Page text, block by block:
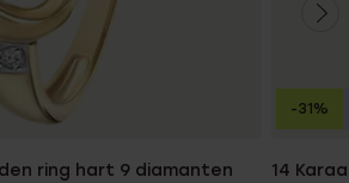
ring hart 9 diamanten
14
-31%